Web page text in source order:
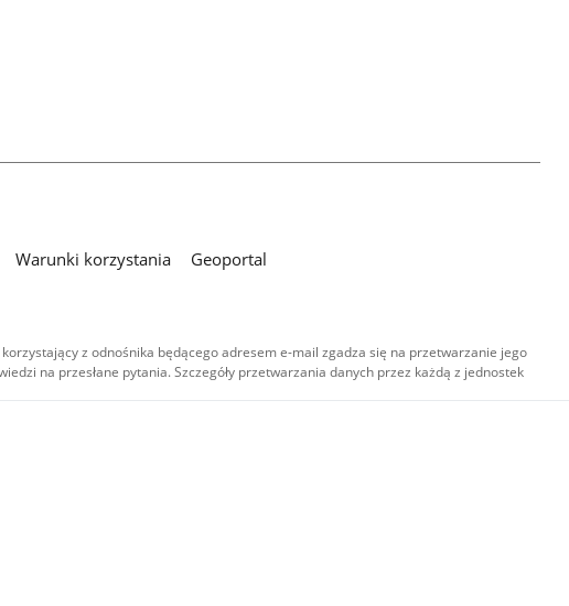
Warunki korzystania
Geoportal
z odnośnika będącego adresem e-mail zgadza się na przetwarzanie jego
na przesłane pytania. Szczegóły przetwarzania danych przez każdą z jednostek
i wideo,
-